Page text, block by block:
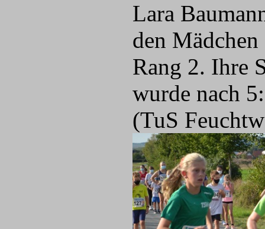
Lara
den
Rang 2. Ihre
wurde nach
(TuS